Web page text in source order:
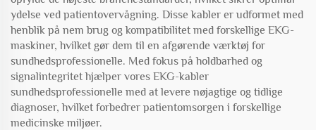
ydelse ved patientovervågning. Disse kabler er udformet med
henblik på nem brug og kompatibilitet med forskellige EKG-
maskiner, hvilket gør dem til en afgørende værktøj for
sundhedsprofessionelle. Med fokus på holdbarhed og
signalintegritet hjælper vores EKG-kabler
sundhedsprofessionelle med at levere nøjagtige og tidlige
diagnoser, hvilket forbedrer patientomsorgen i forskellige
medicinske miljøer.